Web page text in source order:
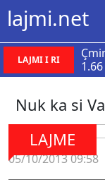
lajmi.net
LAJMI I RI
Nuk ka si
LAJME
05/10/2013 09:58